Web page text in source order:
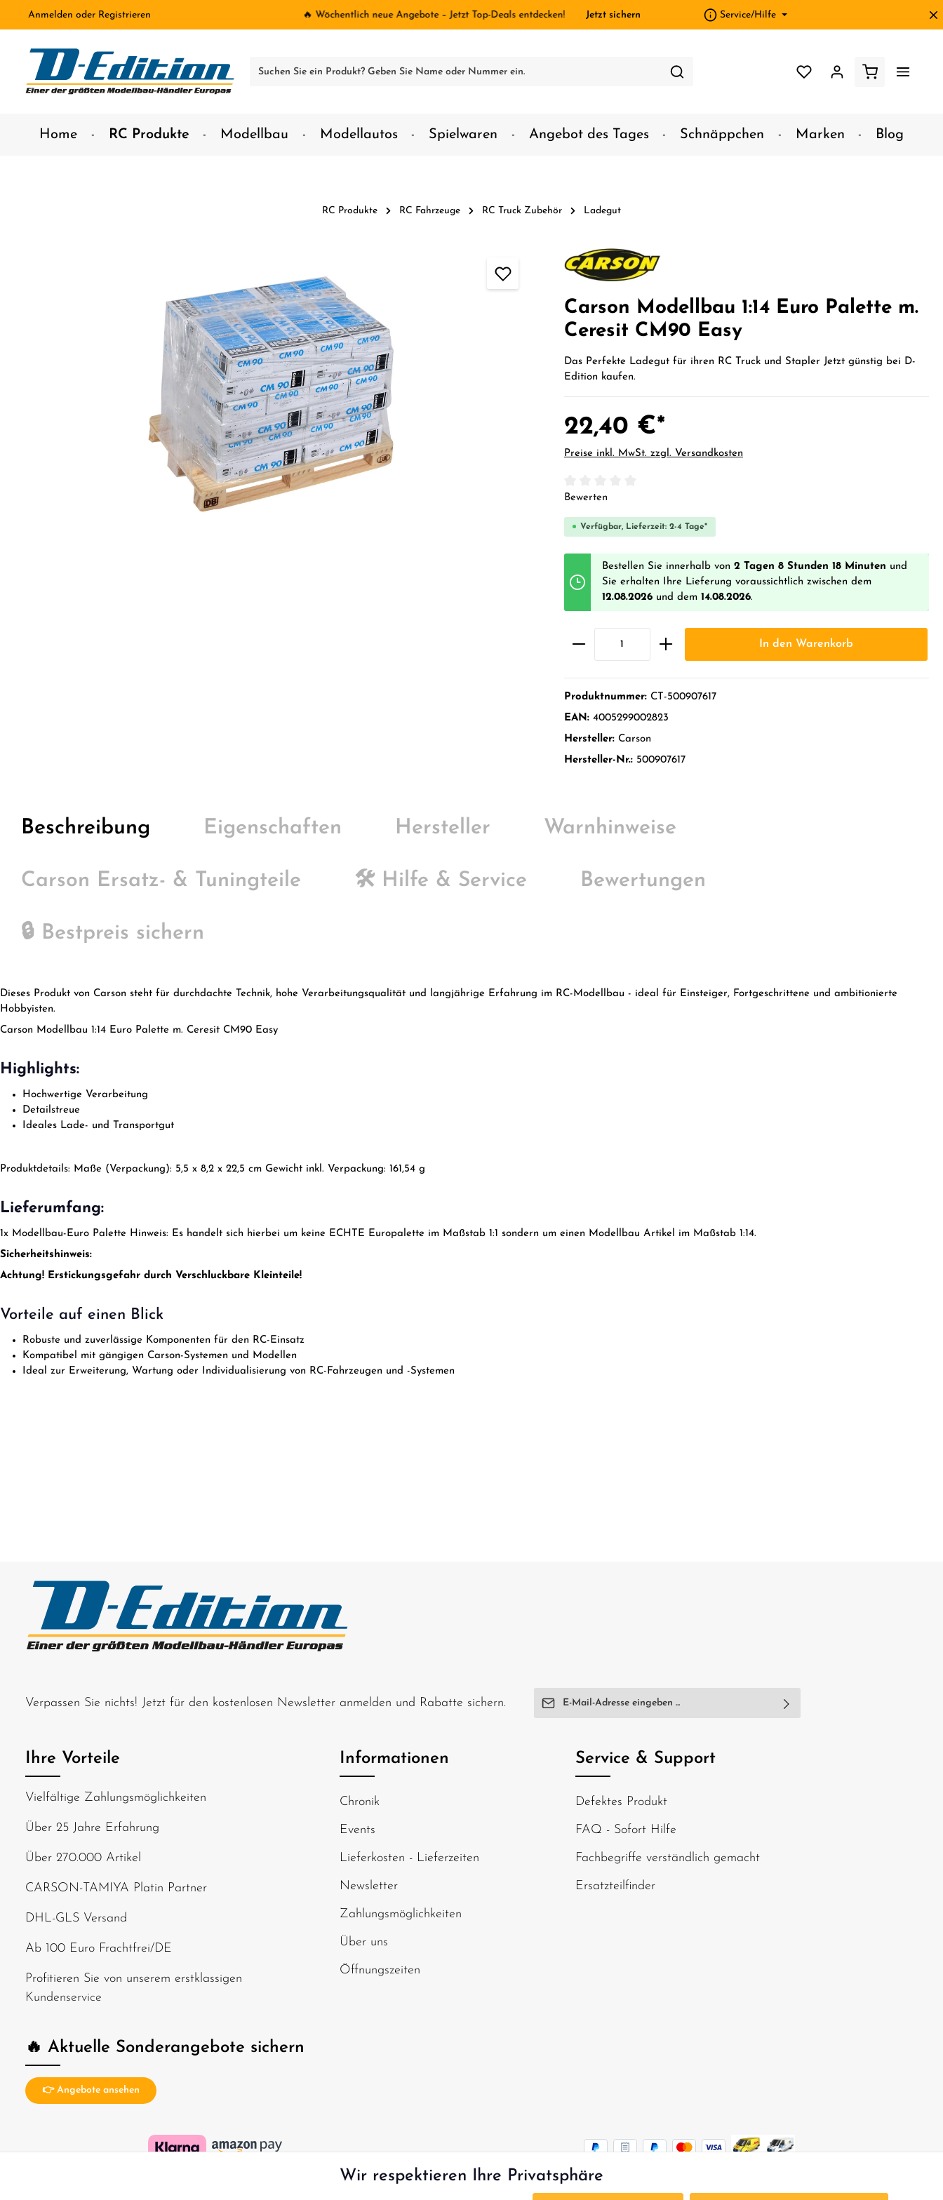
springen
Anmelden oder Registrieren 🔥 Wöchentlich neue Angebote – Jetzt Top-Deals entdecken! Jetzt sichern Service/Hilfe
Home RC Produkte Modellbau Modellautos Spielwaren Angebot des Tages Schnäppchen Marken Blog
RC Produkte RC Fahrzeuge RC Truck Zubehör Ladegut
Carson Modellbau 1:14 Euro Palette m.
Ceresit CM90 Easy
Das Perfekte Ladegut für ihren RC Truck und Stapler Jetzt günstig bei D-
Edition kaufen.
22,40 €*
Preise inkl. MwSt. zzgl. Versandkosten
Durchschnittliche Bewertung von 0 von 5 Sternen
Bewerten
Verfügbar, Lieferzeit: 2-4 Tage*
Bestellen Sie innerhalb von 2 Tagen 8 Stunden 18 Minuten und
Sie erhalten Ihre Lieferung voraussichtlich zwischen dem
12.08.2026 und dem 14.08.2026.
In den Warenkorb
Produktnummer: CT-500907617
EAN: 4005299002823
Hersteller: Carson
Hersteller-Nr.: 500907617
Beschreibung Eigenschaften Hersteller Warnhinweise
Carson Ersatz- & Tuningteile 🛠️ Hilfe & Service Bewertungen
🔒 Bestpreis sichern
Dieses Produkt von Carson steht für durchdachte Technik, hohe Verarbeitungsqualität und langjährige Erfahrung im RC-Modellbau - ideal für Einsteiger, Fortgeschrittene und ambitionierte
Hobbyisten.
Carson Modellbau 1:14 Euro Palette m. Ceresit CM90 Easy
Highlights:
Hochwertige Verarbeitung
Detailstreue
Ideales Lade- und Transportgut
Produktdetails: Maße (Verpackung): 5,5 x 8,2 x 22,5 cm Gewicht inkl. Verpackung: 161,54 g
Lieferumfang:
1x Modellbau-Euro Palette Hinweis: Es handelt sich hierbei um keine ECHTE Europalette im Maßstab 1:1 sondern um einen Modellbau Artikel im Maßstab 1:14.
Sicherheitshinweis:
Achtung! Erstickungsgefahr durch Verschluckbare Kleinteile!
Vorteile auf einen Blick
Robuste und zuverlässige Komponenten für den RC-Einsatz
Kompatibel mit gängigen Carson-Systemen und Modellen
Ideal zur Erweiterung, Wartung oder Individualisierung von RC-Fahrzeugen und -Systemen
Verpassen Sie nichts! Jetzt für den kostenlosen Newsletter anmelden und Rabatte sichern. E-Mail-Adresse*
einverstanden.
abgebildeten Zeichen ein*
🔥 Aktuelle Sonderangebote sichern
👉 Angebote ansehen
Ihre Vorteile
Vielfältige Zahlungsmöglichkeiten
Über 25 Jahre Erfahrung
Über 270.000 Artikel
CARSON-TAMIYA Platin Partner
DHL-GLS Versand
Ab 100 Euro Frachtfrei/DE
Profitieren Sie von unserem erstklassigen
Kundenservice
Informationen
Chronik
Events
Lieferkosten - Lieferzeiten
Newsletter
Zahlungsmöglichkeiten
Über uns
Öffnungszeiten
Service & Support
Defektes Produkt
FAQ - Sofort Hilfe
Fachbegriffe verständlich gemacht
Ersatzteilfinder
Wir respektieren Ihre Privatsphäre